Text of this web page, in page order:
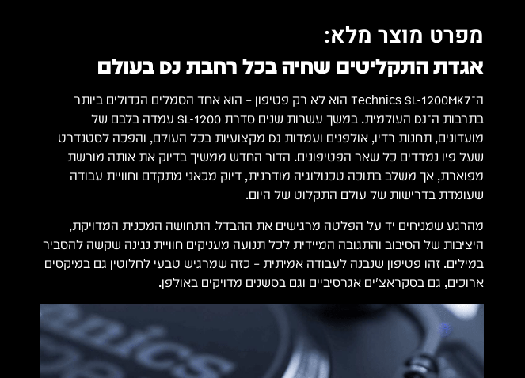
מפרט מוצר מלא:
אגדת התקליטים שחיה בכל רחבת DJ בעולם
ה־Technics SL-1200MK7 הוא לא רק פטיפון – הוא אחד הסמלים הגדולים ביותר
בתרבות ה־DJ העולמית. במשך עשרות שנים סדרת SL-1200 עמדה בלבם של
מועדונים, תחנות רדיו, אולפנים ועמדות DJ מקצועיות בכל העולם, והפכה לסטנדרט
שעל פיו נמדדים כל שאר הפטיפונים. הדור החדש ממשיך בדיוק את אותה מורשת
מפוארת, אך משלב בתוכה טכנולוגיה מודרנית, דיוק מכאני מתקדם וחוויית עבודה
שעומדת בדרישות של עולם התקלוט של היום.
מהרגע שמניחים יד על הפלטה מרגישים את ההבדל. התחושה המכנית המדויקת,
היציבות של הסיבוב והתגובה המיידית לכל תנועה מעניקים חוויית נגינה שקשה להסביר
במילים. זהו פטיפון שנבנה לעבודה אמיתית – כזה שמרגיש טבעי לחלוטין גם במיקסים
ארוכים, גם בסקראצ'ים אגרסיביים וגם בסשנים מדויקים באולפן.